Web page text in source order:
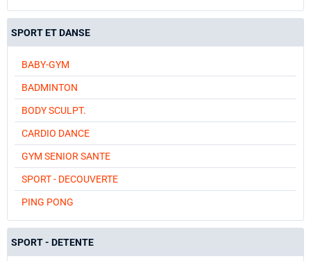
SPORT ET DANSE
BABY-GYM
BADMINTON
BODY SCULPT.
CARDIO DANCE
GYM SENIOR SANTE
SPORT - DECOUVERTE
PING PONG
SPORT - DETENTE